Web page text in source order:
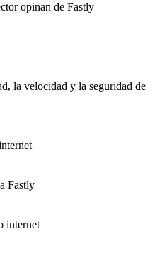
opinan de Fastly
la velocidad y la seguridad de
Fastly
internet